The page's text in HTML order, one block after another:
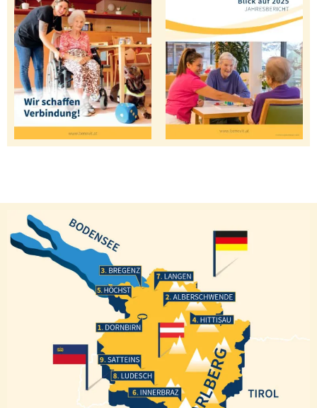
Dornbirn
Bregenz
Langen
Ludesch
Innerbraz
Alberschwende
Satteins
Höchst